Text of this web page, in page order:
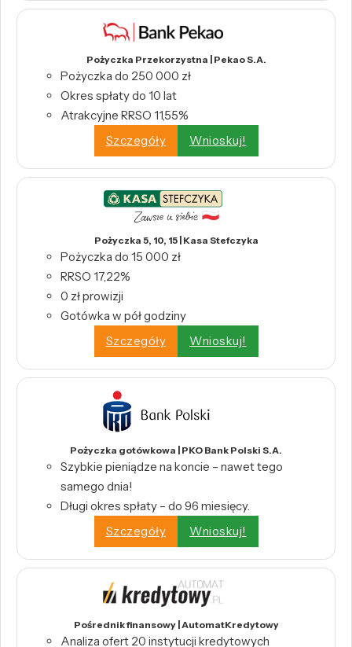
Pożyczka Przekorzystna | Pekao S.A.
Pożyczka do 250 000 zł
Okres spłaty do 10 lat
Atrakcyjne RRSO 11,55%
Szczegóły
Wnioskuj!
Pożyczka 5, 10, 15 | Kasa Stefczyka
Pożyczka do 15 000 zł
RRSO 17,22%
0 zł prowizji
Gotówka w pół godziny
Szczegóły
Wnioskuj!
Pożyczka gotówkowa | PKO Bank Polski S.A.
Szybkie pieniądze na koncie – nawet tego
samego dnia!
Długi okres spłaty – do 96 miesięcy.
Szczegóły
Wnioskuj!
Pośrednik finansowy | AutomatKredytowy
Analiza ofert 20 instytucji kredytowych